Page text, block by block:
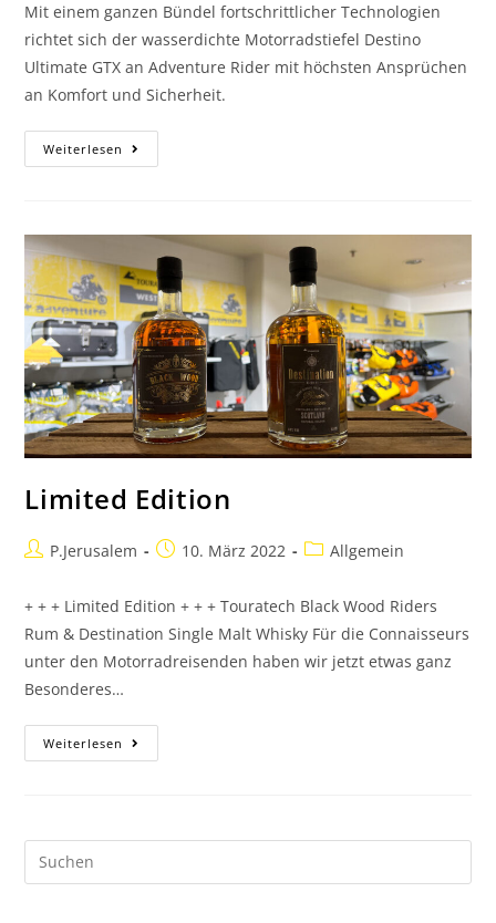
Mit einem ganzen Bündel fortschrittlicher Technologien
richtet sich der wasserdichte Motorradstiefel Destino
Ultimate GTX an Adventure Rider mit höchsten Ansprüchen
an Komfort und Sicherheit.
Weiterlesen
Limited Edition
P.Jerusalem 10. März 2022 Allgemein
+ + + Limited Edition + + + Touratech Black Wood Riders
Rum & Destination Single Malt Whisky Für die Connaisseurs
unter den Motorradreisenden haben wir jetzt etwas ganz
Besonderes…
Weiterlesen